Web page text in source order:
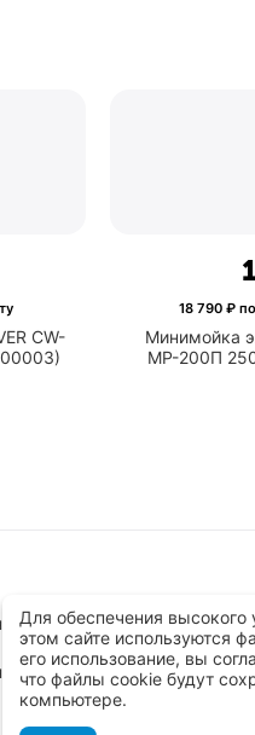
CW-
Минимойка
МР-200П
18 790₽ по
ул.Заводская д.8 стр.1
Для обеспечения
этом сайте используются
его использование, вы
что файлы cookie будут
компьютере.